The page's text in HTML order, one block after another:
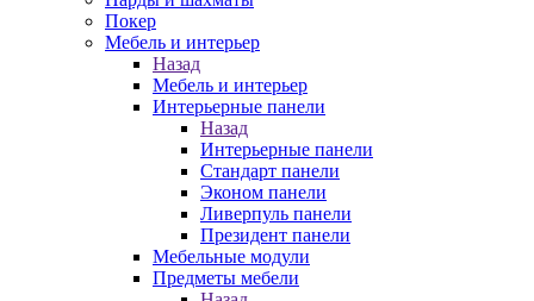
Покер
Мебель и интерьер
Назад
Мебель и интерьер
Интерьерные панели
Назад
Интерьерные панели
Стандарт панели
Эконом панели
Ливерпуль панели
Президент панели
Мебельные модули
Предметы мебели